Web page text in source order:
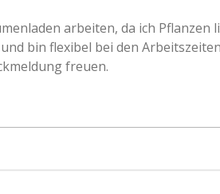
arbeiten, da ich
bin flexibel bei den
freuen.